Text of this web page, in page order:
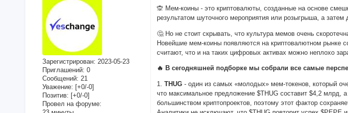
Зарегистрирован: 2023-05-23
Приглашений: 0
Сообщений: 21
Уважение: [+0/-0]
Позитив: [+0/-0]
Провел на форуме:
🙊 Мем-коины - это криптовалюты, созданные на основе
результатом шуточного мероприятия или розыгрыша, а затем
🤔 Но не стоит скрывать, что культура мемов очень
Новейшие мем-коины появляются на криптовалютном рынке
считают, что и на таких цифровых активах можно неплохо
🔥 В сегодняшней подборке мы собрали все самые
1.THUG - один из самых «молодых» мем-токенов, который
что максимальное предложение $THUG составит $4,2
большинством криптопроектов, поэтому этот фактор